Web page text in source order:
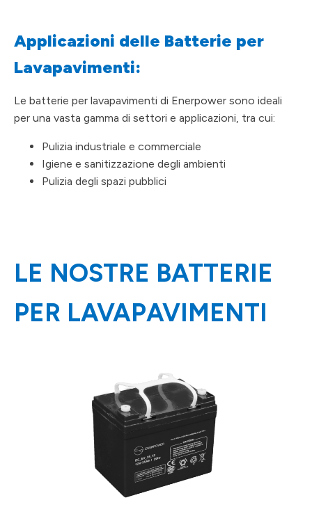
Applicazioni delle Batterie per
Lavapavimenti:
Le batterie per lavapavimenti di Enerpower sono ideali
per una vasta gamma di settori e applicazioni, tra cui:
Pulizia industriale e commerciale
Igiene e sanitizzazione degli ambienti
Pulizia degli spazi pubblici
LE NOSTRE BATTERIE
PER LAVAPAVIMENTI